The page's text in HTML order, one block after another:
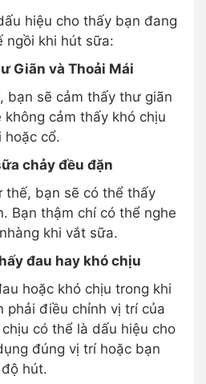
hiệu cho thấy bạn đang
ngồi khi hút sữa:
Giãn và Thoải Mái
bạn sẽ cảm thấy thư giãn
cảm thấy khó chịu
hoặc cổ.
chảy đều đặn
thế, bạn sẽ có thể thấy
Bạn thậm chí có thể nghe
khi vắt sữa.
đau hay khó chịu
hoặc khó chịu trong khi
phải điều chỉnh vị trí của
có thể là dấu hiệu cho
đúng vị trí hoặc bạn
hút.